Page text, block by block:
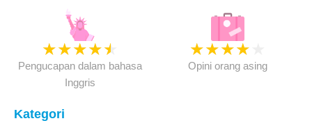
★★★★★
Pengucapan dalam bahasa
Inggris
★★★★
Opini orang asing
Kategori